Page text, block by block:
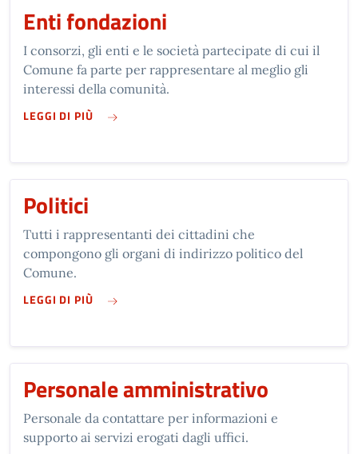
Enti fondazioni
I consorzi, gli enti e le società partecipate di cui il
Comune fa parte per rappresentare al meglio gli
interessi della comunità.
LEGGI DI PIÙSU ENTI FONDAZIONI
Politici
Tutti i rappresentanti dei cittadini che
compongono gli organi di indirizzo politico del
Comune.
LEGGI DI PIÙSU POLITICI
Personale amministrativo
Personale da contattare per informazioni e
supporto ai servizi erogati dagli uffici.